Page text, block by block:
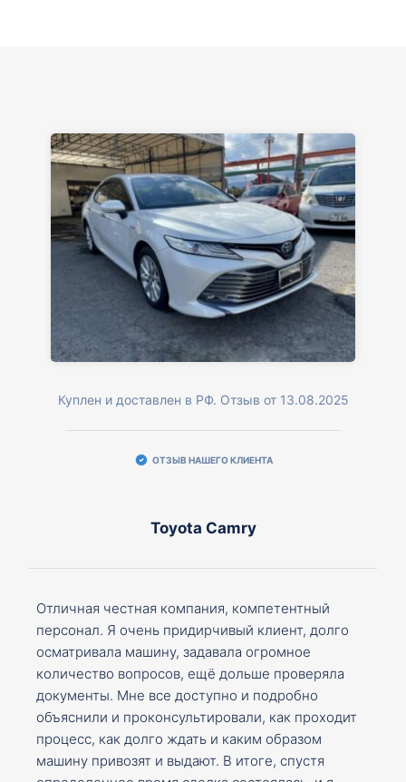
Куплен и доставлен в РФ. Отзыв от 13.08.2025
ОТЗЫВ НАШЕГО КЛИЕНТА
Toyota Camry
Отличная честная компания, компетентный
персонал. Я очень придирчивый клиент, долго
осматривала машину, задавала огромное
количество вопросов, ещё дольше проверяла
документы. Мне все доступно и подробно
объяснили и проконсультировали, как проходит
процесс, как долго ждать и каким образом
машину привозят и выдают. В итоге, спустя